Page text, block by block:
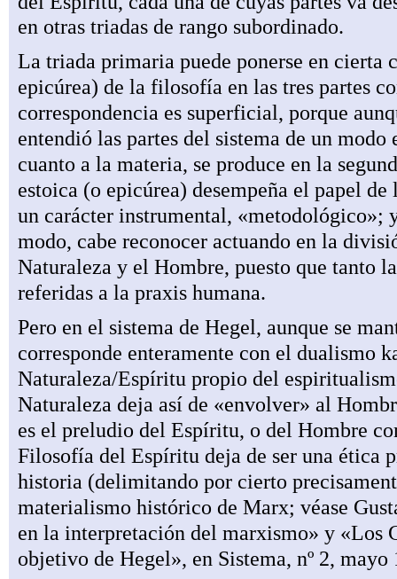
en otras triadas de rango subordinado.
La triada primaria puede ponerse en
epicúrea) de la filosofía en las tres partes
correspondencia es superficial, porque
entendió las partes del sistema de un
cuanto a la materia, se produce en la
estoica (o epicúrea) desempeña el papel
un carácter instrumental, «metodológico»;
modo, cabe reconocer actuando en la
Naturaleza y el Hombre, puesto que tanto
referidas a la praxis humana.
Pero en el sistema de Hegel, aunque se
corresponde enteramente con el dualismo
Naturaleza/Espíritu propio del
Naturaleza deja así de «envolver» al
es el preludio del Espíritu, o del Hombre
Filosofía del Espíritu deja de ser una ética
historia (delimitando por cierto
materialismo histórico de Marx; véase
en la interpretación del marxismo» y
objetivo de Hegel», en Sistema, nº 2,